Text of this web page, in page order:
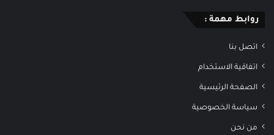
روابط مهمة :
اتصل بنا
اتفاقية الاستخدام
الصفحة الرئيسية
سياسة الخصوصية
من نحن